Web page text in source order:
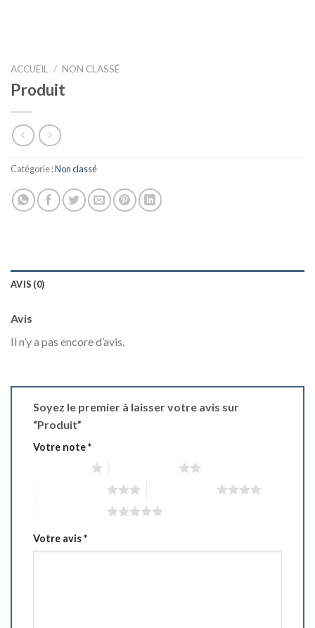
ACCUEIL / NON CLASSÉ
Produit
Catégorie :Non classé
AVIS (0)
Avis
Il n’y a pas encore d’avis.
Soyez le premier à laisser votre avis sur
“Produit”
Votre note*
Votre avis*